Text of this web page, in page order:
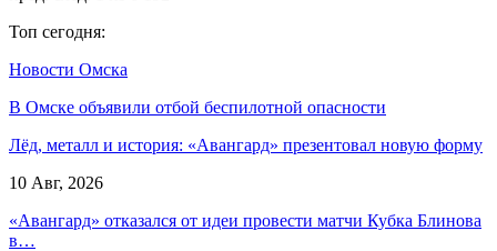
Топ сегодня:
Новости Омска
В Омске объявили отбой беспилотной опасности
Лёд, металл и история: «Авангард» презентовал новую форму
10 Авг, 2026
«Авангард» отказался от идеи провести матчи Кубка Блинова
в…